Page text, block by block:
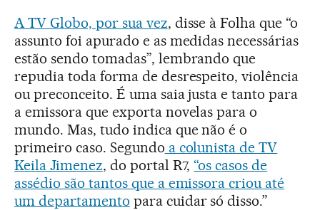
A TV Globo, por sua vez, disse à Folha que “o
assunto foi apurado e as medidas necessárias
estão sendo tomadas”, lembrando que
repudia toda forma de desrespeito, violência
ou preconceito. É uma saia justa e tanto para
a emissora que exporta novelas para o
mundo. Mas, tudo indica que não é o
primeiro caso. Segundo a colunista de TV
Keila Jimenez, do portal R7,“os casos de
assédio são tantos que a emissora criou até
um departamento para cuidar só disso.”